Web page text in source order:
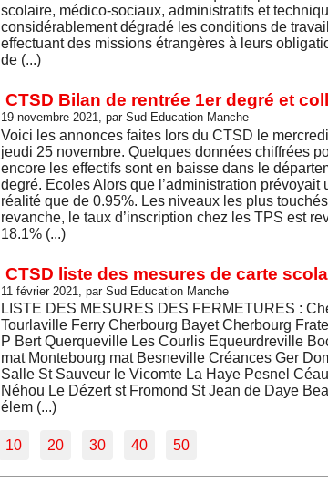
scolaire, médico-sociaux, administratifs et
considérablement dégradé les conditions de
effectuant des missions étrangères à leurs
de (...)
CTSD Bilan de rentrée 1er degré et
19 novembre 2021, par Sud Education Manche
Voici les annonces faites lors du CTSD le
jeudi 25 novembre. Quelques données chiffrées
encore les effectifs sont en baisse dans le
degré. Ecoles Alors que l’administration prévoyait
réalité que de 0.95%. Les niveaux les plus
revanche, le taux d’inscription chez les TPS est
18.1% (...)
CTSD liste des mesures de carte
11 février 2021, par Sud Education Manche
LISTE DES MESURES DES FERMETURES :
Tourlaville Ferry Cherbourg Bayet Cherbourg
P Bert Querqueville Les Courlis Equeurdreville
mat Montebourg mat Besneville Créances Ger
Salle St Sauveur le Vicomte La Haye Pesnel
Néhou Le Dézert st Fromond St Jean de Daye
élem (...)
10 20 30 40 50